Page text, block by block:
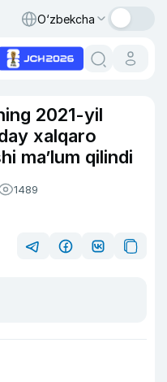
O‘zbekcha
2021-yil
xalqaro
ma’lum qilindi
1489